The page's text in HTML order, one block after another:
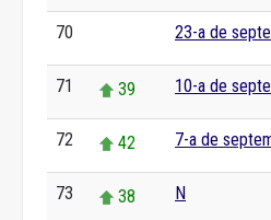
70 23-a de
71 39 10-a de
72 42 7-a de
73 38 N